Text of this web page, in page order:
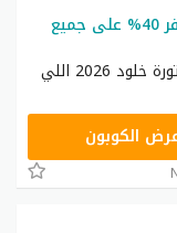
أحدث كود خصم نون دكتوره خلود 2026 وفر 40% على جميع
استمتع بأحدث عروض نون مع كود خصم دكتورة خلود 2026 اللي
الكوبون